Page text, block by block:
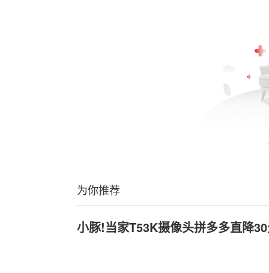
为你推荐
小豚!当家T53K摄像头拼多多直降